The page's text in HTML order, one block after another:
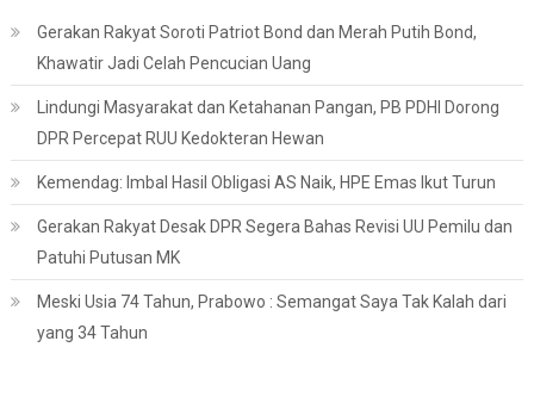
Gerakan Rakyat Soroti Patriot Bond dan Merah Putih Bond,
Khawatir Jadi Celah Pencucian Uang
Lindungi Masyarakat dan Ketahanan Pangan, PB PDHI Dorong
DPR Percepat RUU Kedokteran Hewan
Kemendag: Imbal Hasil Obligasi AS Naik, HPE Emas Ikut Turun
Gerakan Rakyat Desak DPR Segera Bahas Revisi UU Pemilu dan
Patuhi Putusan MK
Meski Usia 74 Tahun, Prabowo : Semangat Saya Tak Kalah dari
yang 34 Tahun